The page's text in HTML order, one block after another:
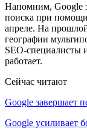
Напомним, Google
поиска при помощи
апреле. На
географии
SEO-специалисты
работает.
Сейчас читают
Google завершает
Google усиливает